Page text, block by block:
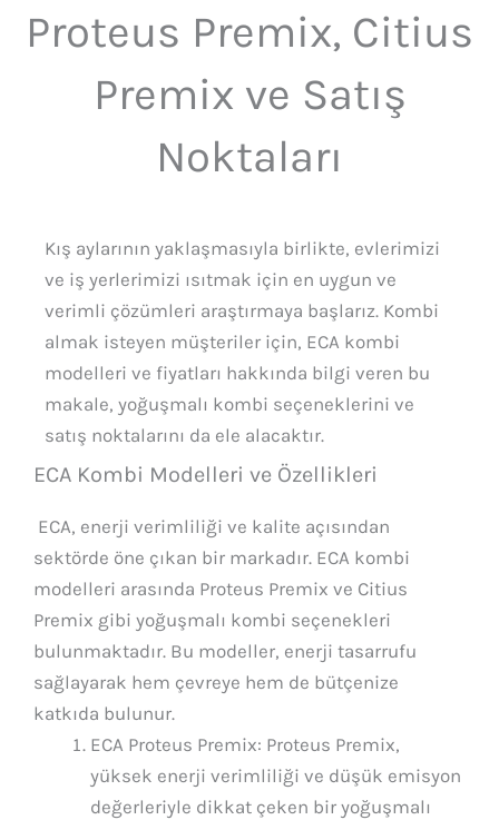
Proteus Premix, Citius
Premix ve Satış
Noktaları
Kış aylarının yaklaşmasıyla birlikte, evlerimizi
ve iş yerlerimizi ısıtmak için en uygun ve
verimli çözümleri araştırmaya başlarız. Kombi
almak isteyen müşteriler için, ECA kombi
modelleri ve fiyatları hakkında bilgi veren bu
makale, yoğuşmalı kombi seçeneklerini ve
satış noktalarını da ele alacaktır.
ECA Kombi Modelleri ve Özellikleri
ECA, enerji verimliliği ve kalite açısından
sektörde öne çıkan bir markadır. ECA kombi
modelleri arasında Proteus Premix ve Citius
Premix gibi yoğuşmalı kombi seçenekleri
bulunmaktadır. Bu modeller, enerji tasarrufu
sağlayarak hem çevreye hem de bütçenize
katkıda bulunur.
ECA Proteus Premix: Proteus Premix,
yüksek enerji verimliliği ve düşük emisyon
değerleriyle dikkat çeken bir yoğuşmalı